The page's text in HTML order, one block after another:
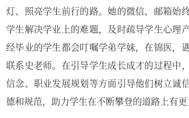
灯、照亮学生前行的路。她的微信、邮箱始
学生解决学业上的难题，及时疏导学生心理
经毕业的学生都会叮嘱学弟学妹，在锦医，
联系史老师。在引导学生成长成才的过程中
信念、职业发展规划等方面引导他们树立诚
德和规范，助力学生在不断攀登的道路上有更